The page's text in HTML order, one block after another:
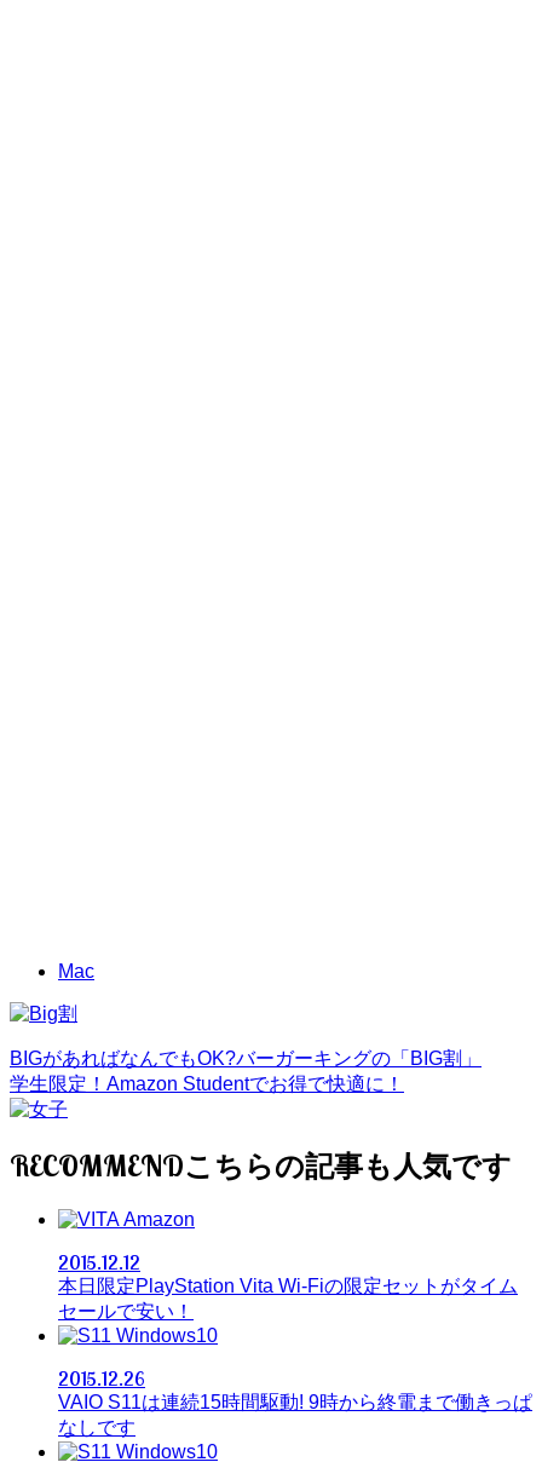
Mac
BIGがあればなんでもOK?バーガーキングの「BIG割」
学生限定！Amazon Studentでお得で快適に！
RECOMMEND
Amazon
2015.12.12
本日限定PlayStation Vita Wi-Fiの限定セットがタイム
セールで安い！
Windows10
2015.12.26
VAIO S11は連続15時間駆動! 9時から終電まで働きっぱ
なしです
Windows10